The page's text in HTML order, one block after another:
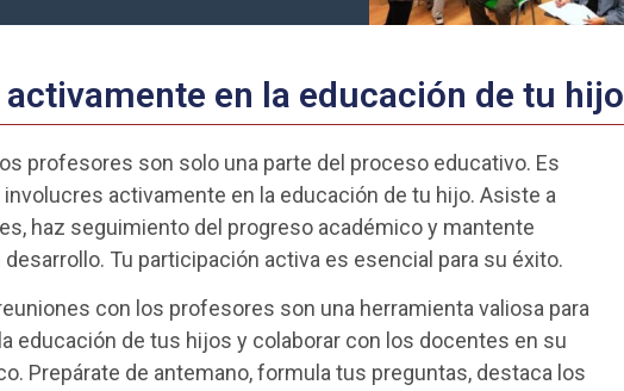
en la educación de tu hijo
profesores son solo una parte del proceso educativo. Es
activamente en la educación de tu hijo. Asiste a
haz seguimiento del progreso académico y mantente
Tu participación activa es esencial para su éxito.
con los profesores son una herramienta valiosa para
educación de tus hijos y colaborar con los docentes en su
Prepárate de antemano, formula tus preguntas, destaca los